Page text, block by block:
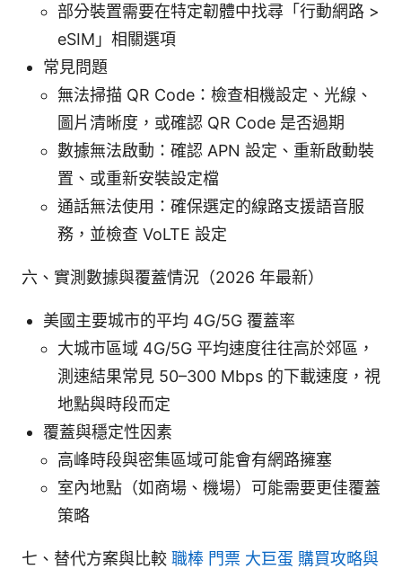
部分裝置需要在特定韌體中找尋「行動網路 >
eSIM」相關選項
常見問題
無法掃描 QR Code：檢查相機設定、光線、
圖片清晰度，或確認 QR Code 是否過期
數據無法啟動：確認 APN 設定、重新啟動裝
置、或重新安裝設定檔
通話無法使用：確保選定的線路支援語音服
務，並檢查 VoLTE 設定
六、實測數據與覆蓋情況（2026 年最新）
美國主要城市的平均 4G/5G 覆蓋率
大城市區域 4G/5G 平均速度往往高於郊區，
測速結果常見 50–300 Mbps 的下載速度，視
地點與時段而定
覆蓋與穩定性因素
高峰時段與密集區域可能會有網路擁塞
室內地點（如商場、機場）可能需要更佳覆蓋
策略
七、替代方案與比較 職棒 門票 大巨蛋 購買攻略與